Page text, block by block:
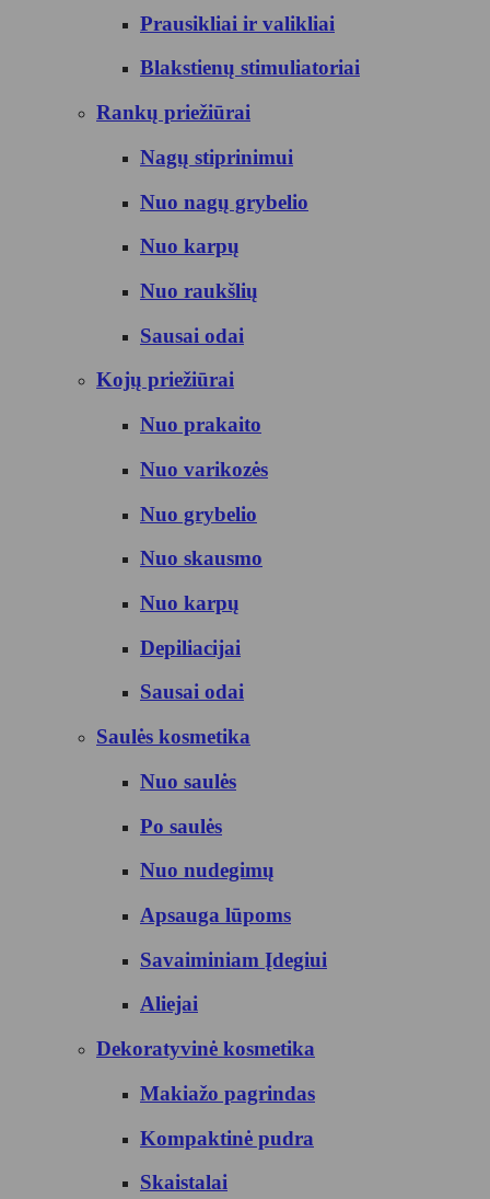
Prausikliai ir valikliai
Blakstienų stimuliatoriai
Rankų priežiūrai
Nagų stiprinimui
Nuo nagų grybelio
Nuo karpų
Nuo raukšlių
Sausai odai
Kojų priežiūrai
Nuo prakaito
Nuo varikozės
Nuo grybelio
Nuo skausmo
Nuo karpų
Depiliacijai
Sausai odai
Saulės kosmetika
Nuo saulės
Po saulės
Nuo nudegimų
Apsauga lūpoms
Savaiminiam Įdegiui
Aliejai
Dekoratyvinė kosmetika
Makiažo pagrindas
Kompaktinė pudra
Skaistalai